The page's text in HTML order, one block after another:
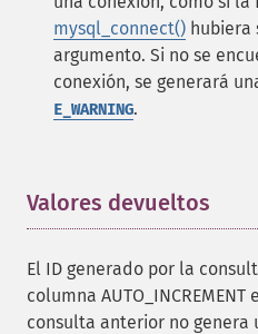
mysql_connect() hubiera
argumento. Si no se
conexión, se generará
E_WARNING.
Valores devueltos
El ID generado por la
columna
consulta anterior no genera